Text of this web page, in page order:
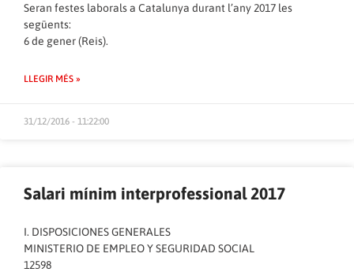
Seran festes laborals a Catalunya durant l’any 2017 les
següents:
6 de gener (Reis).
LLEGIR MÉS »
31/12/2016 - 11:22:00
Salari mínim interprofessional 2017
I. DISPOSICIONES GENERALES
MINISTERIO DE EMPLEO Y SEGURIDAD SOCIAL
12598